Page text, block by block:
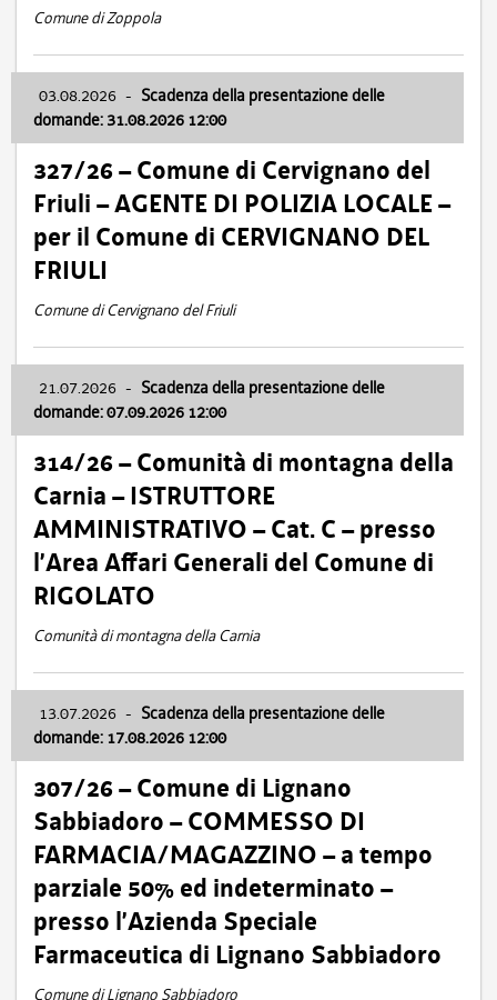
Comune di Zoppola
03.08.2026 - Scadenza della presentazione delle
domande: 31.08.2026 12:00
327/26 – Comune di Cervignano del
Friuli – AGENTE DI POLIZIA LOCALE –
per il Comune di CERVIGNANO DEL
FRIULI
Comune di Cervignano del Friuli
21.07.2026 - Scadenza della presentazione delle
domande: 07.09.2026 12:00
314/26 – Comunità di montagna della
Carnia – ISTRUTTORE
AMMINISTRATIVO – Cat. C – presso
l’Area Affari Generali del Comune di
RIGOLATO
Comunità di montagna della Carnia
13.07.2026 - Scadenza della presentazione delle
domande: 17.08.2026 12:00
307/26 – Comune di Lignano
Sabbiadoro – COMMESSO DI
FARMACIA/MAGAZZINO – a tempo
parziale 50% ed indeterminato –
presso l’Azienda Speciale
Farmaceutica di Lignano Sabbiadoro
Comune di Lignano Sabbiadoro